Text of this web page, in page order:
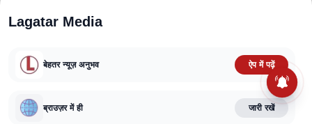
TERMS AND CONDITIONS
CORRECTIONS POLICY
FACT CHECKING POLICY
Lagatar Media
बेहतर न्यूज़ अनुभव ऐप में पढ़ें
ब्राउज़र में ही जारी रखें